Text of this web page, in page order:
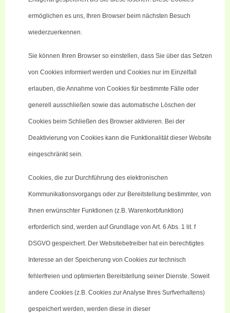
ermöglichen es uns, Ihren Browser beim nächsten Besuch
wiederzuerkennen.
Sie können Ihren Browser so einstellen, dass Sie über das Setzen
von Cookies informiert werden und Cookies nur im Einzelfall
erlauben, die Annahme von Cookies für bestimmte Fälle oder
generell ausschließen sowie das automatische Löschen der
Cookies beim Schließen des Browser aktivieren. Bei der
Deaktivierung von Cookies kann die Funktionalität dieser Website
eingeschränkt sein.
Cookies, die zur Durchführung des elektronischen
Kommunikationsvorgangs oder zur Bereitstellung bestimmter, von
Ihnen erwünschter Funktionen (z.B. Warenkorbfunktion)
erforderlich sind, werden auf Grundlage von Art. 6 Abs. 1 lit . f
DSGVO gespeichert. Der Websitebetreiber hat ein berechtigtes
Interesse an der Speicherung von Cookies zur technisch
fehlerfreien und optimierten Bereitstellung seiner Dienste. Soweit
andere Cookies (z.B. Cookies zur Analyse Ihres Surfverhaltens)
gespeichert werden, werden diese in dieser